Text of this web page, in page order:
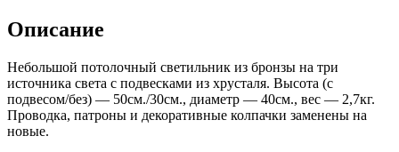
Описание
Небольшой потолочный светильник из бронзы на три
источника света с подвесками из хрусталя. Высота (с
подвесом/без) — 50см./30см., диаметр — 40см., вес — 2,7кг.
Проводка, патроны и декоративные колпачки заменены на
новые.